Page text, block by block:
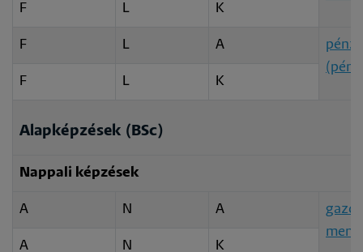
F
L K
F L A
F
L K
Alapképzések (BSc)
Nappali képzések
A N A
A
N K